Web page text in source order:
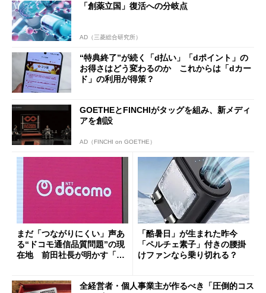
「創薬立国」復活への分岐点
AD（三菱総合研究所）
“特典終了”が続く「d払い」「dポイント」の
お得さはどう変わるのか これからは「dカー
ド」の利用が得策？
GOETHEとFINCHIがタッグを組み、新メディ
アを創設
AD（FINCHI on GOETHE）
まだ「つながりにくい」声あ
る“ドコモ通信品質問題”の現
在地 前田社長が明かす「道
「酷暑日」が生まれた昨今
「ペルチェ素子」付きの腰掛
けファンなら乗り切れる？
全経営者・個人事業主が作るべき「圧倒的コス